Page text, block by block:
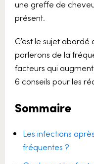
une greffe de
présent.
C’est le sujet
parlerons de la
facteurs qui
6 conseils pour les
Sommaire
Les infections
fréquentes ?